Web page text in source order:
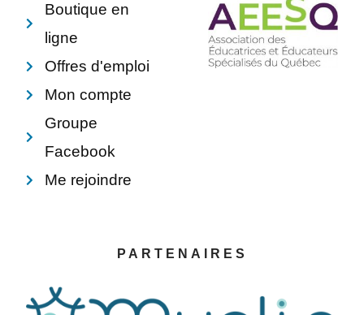
Boutique en
ligne
Offres d'emploi
Mon compte
Groupe
Facebook
Me rejoindre
PARTENAIRES